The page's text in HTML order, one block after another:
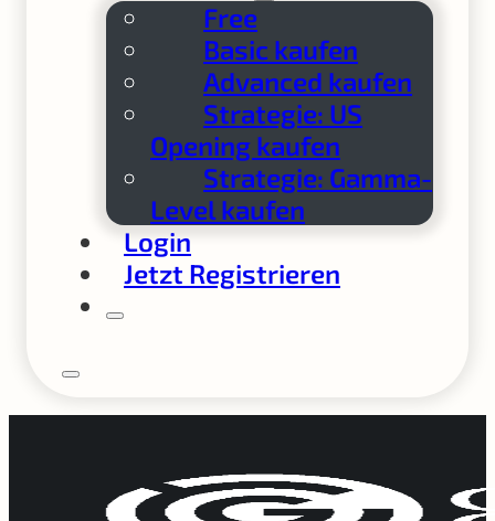
Free
Basic kaufen
Advanced kaufen
Strategie: US
Opening kaufen
Strategie: Gamma-
Level kaufen
Login
Jetzt Registrieren